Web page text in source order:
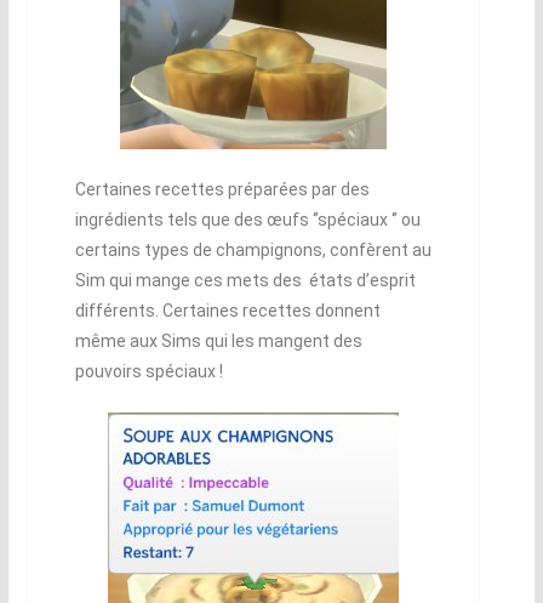
Certaines recettes préparées par des
ingrédients tels que des œufs ‘’spéciaux ‘’ ou
certains types de champignons, confèrent au
Sim qui mange ces mets des états d’esprit
différents. Certaines recettes donnent
même aux Sims qui les mangent des
pouvoirs spéciaux !